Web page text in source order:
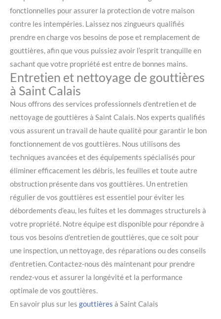
fonctionnelles pour assurer la protection de votre maison
contre les intempéries. Laissez nos zingueurs qualifiés
prendre en charge vos besoins de pose et remplacement de
gouttières, afin que vous puissiez avoir l’esprit tranquille en
sachant que votre propriété est entre de bonnes mains.
Entretien et nettoyage de gouttières
à Saint Calais
Nous offrons des services professionnels d’entretien et de
nettoyage de gouttières à Saint Calais. Nos experts qualifiés
vous assurent un travail de haute qualité pour garantir le bon
fonctionnement de vos gouttières. Nous utilisons des
techniques avancées et des équipements spécialisés pour
éliminer efficacement les débris, les feuilles et toute autre
obstruction présente dans vos gouttières. Un entretien
régulier de vos gouttières est essentiel pour éviter les
débordements d’eau, les fuites et les dommages structurels à
votre propriété. Notre équipe est disponible pour répondre à
tous vos besoins d’entretien de gouttières, que ce soit pour
une inspection, un nettoyage, des réparations ou des conseils
d’entretien. Contactez-nous dès maintenant pour prendre
rendez-vous et assurer la longévité et la performance
optimale de vos gouttières.
En savoir plus sur les gouttières à Saint Calais